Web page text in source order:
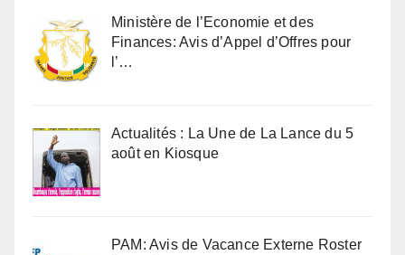
Ministère de l’Economie et des
Finances: Avis d’Appel d’Offres pour
l’…
Actualités : La Une de La Lance du 5
août en Kiosque
PAM: Avis de Vacance Externe Roster